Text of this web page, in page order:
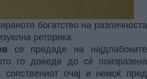
богатство на различноста
реторика.
се предаде на најдлабоките
го доведе до сè поизразена
очај и немоќ пред